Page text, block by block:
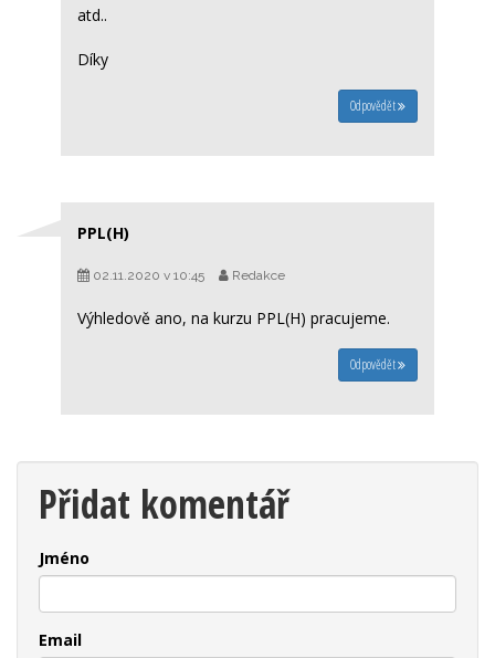
atd..
Díky
Odpovědět
PPL(H)
02.11.2020 v 10:45 Redakce
Výhledově ano, na kurzu PPL(H) pracujeme.
Odpovědět
Přidat komentář
Jméno
Email